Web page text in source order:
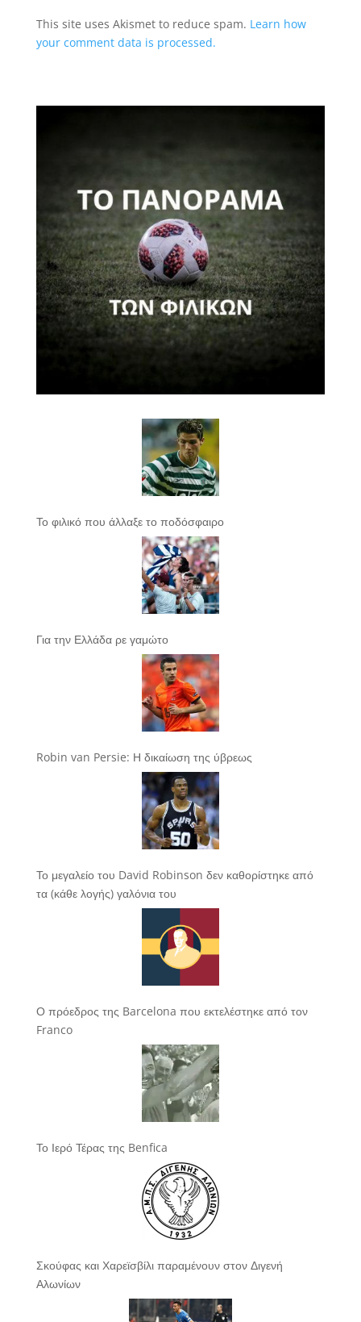
This site uses Akismet to reduce spam. Learn how
your comment data is processed.
Το φιλικό που άλλαξε το ποδόσφαιρο
Για την Ελλάδα ρε γαμώτο
Robin van Persie: Η δικαίωση της ύβρεως
Το μεγαλείο του David Robinson δεν καθορίστηκε από
τα (κάθε λογής) γαλόνια του
Ο πρόεδρος της Barcelona που εκτελέστηκε από τον
Franco
Το Ιερό Τέρας της Benfica
Σκούφας και Χαρεϊσβίλι παραμένουν στον Διγενή
Αλωνίων